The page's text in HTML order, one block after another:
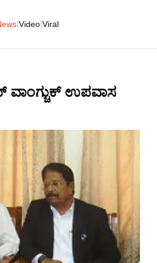
Video Viral
ಉಪವಾಸ